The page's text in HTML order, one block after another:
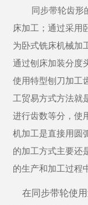
同步带轮齿形
床加工；通过采用
为卧式铣床机械加
通过刨床加装分度
使用特型刨刀加工
工贸易方式方法就
进行齿数等分，使
机加工是直接用圆
的加工方式主要还
的生产和加工过程
在同步带轮使用